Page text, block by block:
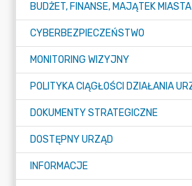
BUDŻET, FINANSE, MAJĄTEK MIASTA
CYBERBEZPIECZEŃSTWO
MONITORING WIZYJNY
DOKUMENTY STRATEGICZNE
DOSTĘPNY URZĄD
INFORMACJE